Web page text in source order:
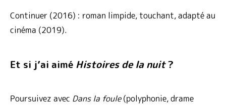
Continuer (2016) : roman limpide, touchant, adapté au
cinéma (2019).
Et si j’ai aimé Histoires de la nuit?
Poursuivez avec Dans la foule(polyphonie, drame